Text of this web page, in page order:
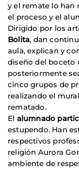
y el remate lo han
el proceso y el
Dirigido por los
Bolita, dan
aula, explican y
diseño del boceto
posteriormente
cinco grupos de
realizando el
rematado.
El alumnado
estupendo. Han
respectivos
religión Aurora
ambiente de